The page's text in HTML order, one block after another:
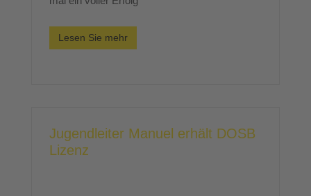
Lesen Sie mehr
Jugendleiter Manuel erhält DOSB
Lizenz